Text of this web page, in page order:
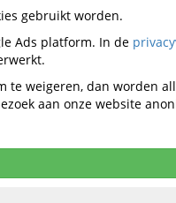
Djois
€ 34,71
gebruikt worden.
Ads platform. In de
te weigeren, dan worden
aan onze website